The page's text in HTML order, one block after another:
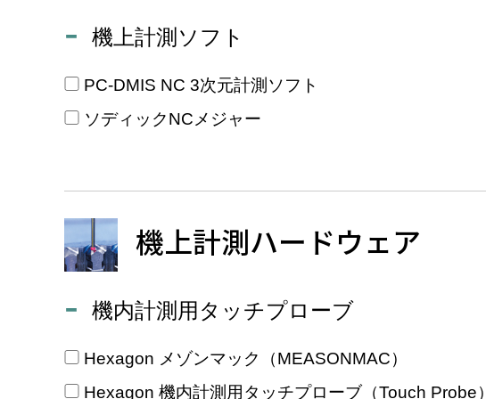
機上計測ソフト
PC-DMIS NC 3次元計測ソフト
ソディックNCメジャー
機上計測ハードウェア
機内計測用タッチプローブ
Hexagon メゾンマック（MEASONMAC）
Hexagon 機内計測用タッチプローブ（Touch Probe）